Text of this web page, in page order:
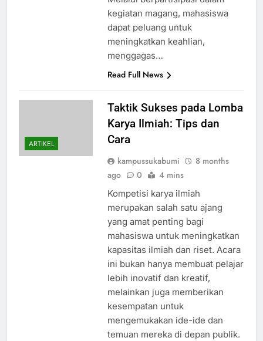
kegiatan magang, mahasiswa
dapat peluang untuk
meningkatkan keahlian,
menggagas…
Read Full News
ARTIKEL
Taktik Sukses pada Lomba
Karya Ilmiah: Tips dan
Cara
kampussukabumi
8 months
ago
0 4 mins
Kompetisi karya ilmiah
merupakan salah satu ajang
yang amat penting bagi
mahasiswa untuk meningkatkan
kapasitas ilmiah dan riset. Acara
ini bukan hanya membuat pelajar
lebih inovatif dan kreatif,
melainkan juga memberikan
kesempatan untuk
mengemukakan ide-ide dan
temuan mereka di depan publik.